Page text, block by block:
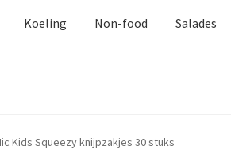
Koeling Non-food Salades
Kids Squeezy knijpzakjes 30 stuks